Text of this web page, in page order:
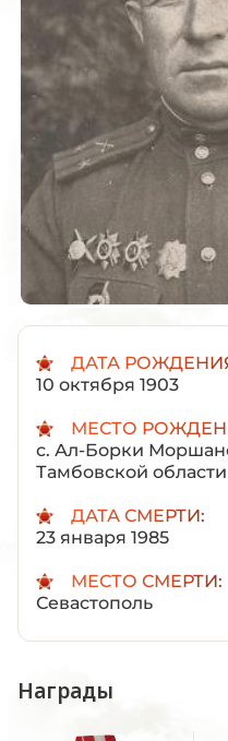
ДАТА
10 октября 1903
МЕСТО
с. Ал-Борки
Тамбовской области
ДАТА СМЕРТИ:
23 января 1985
МЕСТО СМЕРТИ:
Севастополь
Награды